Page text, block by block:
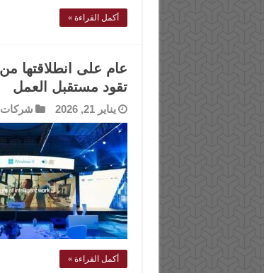
أكمل القراءة »
تقود مستقبل العمل
يناير 21, 2026 شركات
أكمل القراءة »